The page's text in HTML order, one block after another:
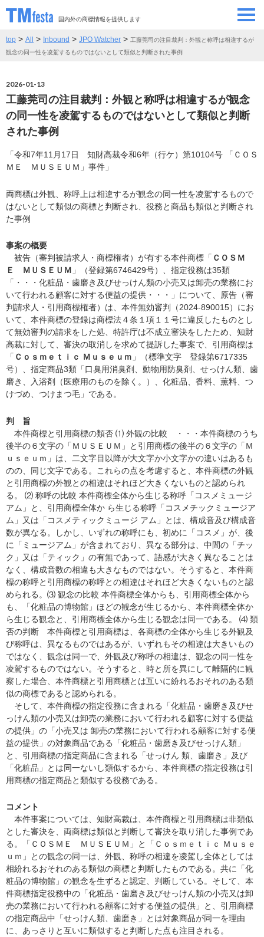
国内外の商標情報を提供します
SEMINAR/EVENT
CONTRIBUTORS 情報提供者
top > All > Inbound > JPO Watcher > 工藤莞司の注目裁判：外観と称呼は相違するが
観念の同一性を凌駕するものではないとして類似と判断された事例
2026-01-13
工藤莞司の注目裁判：外観と称呼は相違するが観念
の同一性を凌駕するものではないとして類似と判断
された事例
「令和7年11月17日 知財高裁令和6年（行ケ）第10104号 「ＣＯＳ
ＭＥ ＭＵＳＥＵＭ」事件」
両商標は外観、称呼上は相違するが観念の同一性を凌駕するもので
はないとして類似の商標と判断され、役務と商品も類似と判断され
た事例
事案の概要
被告（審判被請求人・商標権者）が有する本件商標「 ＣＯＳＭ
Ｅ ＭＵＳＥＵＭ 」（登録第6746429号）、指定役務は35類
「・・・化粧品・歯磨き及びせっけん類の小売又は卸売の業務にお
いて行われる顧客に対する便益の提供・・・」について、原告（審
判請求人・引用商標権者）は、本件無効審判（2024-890015）にお
いて、本件商標の登録は商標法４条１項１１号に違反したものとし
て無効審判の請求をした処、特許庁は不成立審決をしたため、知財
高裁に対して、審決の取消しを求めて提訴した事案で、引用商標は
「 Ｃｏｓｍｅｔｉｃ Ｍｕｓｅｕｍ 」（標準文字 登録第6717335
号）、指定商品3類「口臭用消臭剤、動物用防臭剤、せっけん類、歯
磨き、入浴剤（医療用のものを除く。）、化粧品、香料、薫料、つ
けづめ、つけまつ毛」である。
判 旨
本件商標と引用商標の類否 ⑴ 外観の比較 ・・・本件商標のうち
後半の６文字の「ＭＵＳＥＵＭ」と引用商標の後半の６文字の「Ｍ
ｕｓｅｕｍ」は、二文字目以降が大文字か小文字かの違いはあるも
のの、同じ文字である。これらの点を考慮すると、本件商標の外観
と引用商標の外観との相違はそれほど大きくないものと認められ
る。 ⑵ 称呼の比較 本件商標全体から生じる称呼「コスメミュージ
アム」と、引用商標全体か ら生じる称呼「コスメチックミュージア
ム」又は「コスメティックミュージ アム」とは、構成音及び構成音
数が異なる。しかし、いずれの称呼にも、初めに「コスメ」が、後
に「ミュージアム」が含まれており、異なる部分は、中間の「チッ
ク」又は「ティック」の有無であって、語感が大きく異なることは
なく、構成音数の相違も大きなものではない。そうすると、本件商
標の称呼と引用商標の称呼との相違はそれほど大きくないものと認
められる。⑶ 観念の比較 本件商標全体からも、引用商標全体から
も、「化粧品の博物館」ほどの観念が生じるから、本件商標全体か
ら生じる観念と、引用商標全体から生じる観念は同一である。 ⑷ 類
否の判断 本件商標と引用商標は、各商標の全体から生じる外観及
び称呼は、異なるものではあるが、いずれもその相違は大きいもの
ではなく、観念は同一で、外観及び称呼の相違は、観念の同一性を
凌駕するものではない。そうすると、時と所を異にして離隔的に観
察した場合、本件商標と引用商標とは互いに紛れるおそれのある類
似の商標であると認められる。
そして、本件商標の指定役務に含まれる「化粧品・歯磨き及びせ
っけん類の小売又は卸売の業務において行われる顧客に対する便益
の提供」の「小売又は 卸売の業務において行われる顧客に対する便
益の提供」の対象商品である「化粧品・歯磨き及びせっけん類」
と、引用商標の指定商品に含まれる「せっけん 類、歯磨き」及び
「化粧品」とは同一ないし類似するから、本件商標の指定役務は引
用商標の指定商品と類似する役務である。
コメント
本件事案については、知財高裁は、本件商標と引用商標は非類似
とした審決を、両商標は類似と判断して審決を取り消した事例であ
る。「ＣＯＳＭＥ ＭＵＳＥＵＭ」と「Ｃｏｓｍｅｔｉｃ Ｍｕｓｅ
ｕｍ」との観念の同一は、外観、称呼の相違を凌駕し全体としては
相紛れるおそれのある類似の商標と判断したものである。共に「化
粧品の博物館」の観念を生ずると認定、判断している。そして、本
件商標指定役務中の「化粧品・歯磨き及びせっけん類の小売又は卸
売の業務において行われる顧客に対する便益の提供」と、引用商標
の指定商品中「せっけん類、歯磨き」とは対象商品が同一を理由
に、あっさりと互いに類似すると判断した点も注目される。